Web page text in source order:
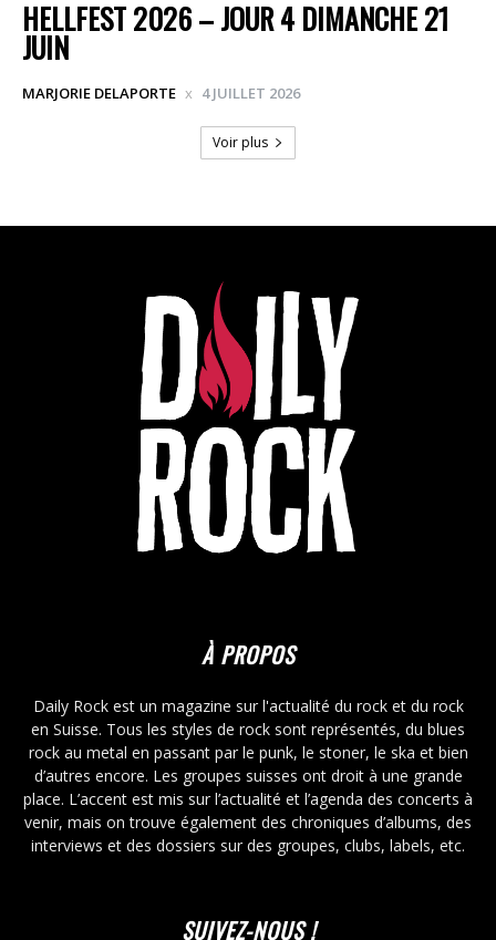
HELLFEST 2026 – JOUR 4 DIMANCHE 21
JUIN
MARJORIE DELAPORTE 4 JUILLET 2026
Voir plus
À PROPOS
Daily Rock est un magazine sur l'actualité du rock et du rock
en Suisse. Tous les styles de rock sont représentés, du blues
rock au metal en passant par le punk, le stoner, le ska et bien
d’autres encore. Les groupes suisses ont droit à une grande
place. L’accent est mis sur l’actualité et l’agenda des concerts à
venir, mais on trouve également des chroniques d’albums, des
interviews et des dossiers sur des groupes, clubs, labels, etc.
SUIVEZ-NOUS !